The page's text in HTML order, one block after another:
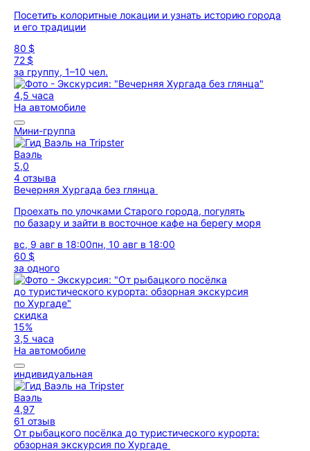
Посетить колоритные локации и узнать историю города
и его традиции
80 $
72 $
за группу, 1–10 чел.
4,5 часа
На автомобиле
Мини-группа
Ваэль
5,0
4 отзыва
Вечерняя Хургада без глянца
Проехать по улочками Старого города, погулять
по базару и зайти в восточное кафе на берегу моря
вс, 9 авг в 18:00пн, 10 авг в 18:00
60 $
за одного
скидка
15%
3,5 часа
На автомобиле
индивидуальная
Ваэль
4,97
61 отзыв
От рыбацкого посёлка до туристического курорта:
обзорная экскурсия по Хургаде